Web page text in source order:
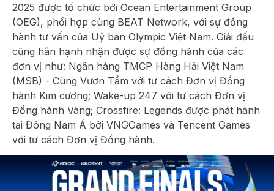
2025 được tổ chức bởi Ocean Entertainment Group
(OEG), phối hợp cùng BEAT Network, với sự đồng
hành tư vấn của Uỷ ban Olympic Việt Nam. Giải đấu
cũng hân hạnh nhận được sự đồng hành của các
đơn vị như: Ngân hàng TMCP Hàng Hải Việt Nam
(MSB) - Cùng Vươn Tầm với tư cách Đơn vị Đồng
hành Kim cương; Wake-up 247 với tư cách Đơn vị
Đồng hành Vàng; Crossfire: Legends được phát hành
tại Đông Nam Á bởi VNGGames và Tencent Games
với tư cách Đơn vị Đồng hành.